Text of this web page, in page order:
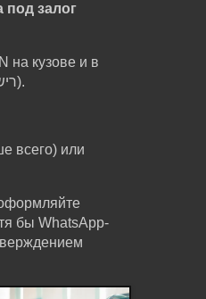
под залог
на кузове и в
лицензии (רישיון רכב).
всего) или
бы WhatsApp-